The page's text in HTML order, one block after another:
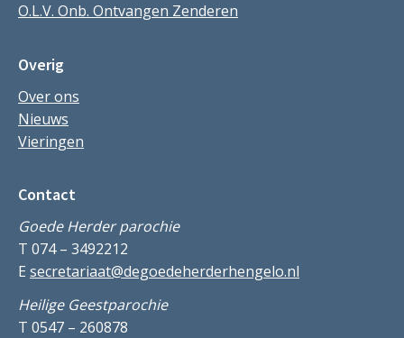
O.L.V. Onb. Ontvangen Zenderen
Overig
Over ons
Nieuws
Vieringen
Contact
Goede Herder parochie
T 074 – 3492212
E secretariaat@degoedeherderhengelo.nl
Heilige Geestparochie
T 0547 – 260878